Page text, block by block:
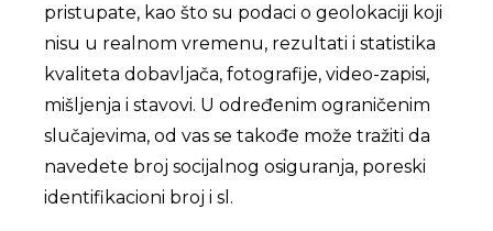
pristupate, kao što su podaci o geolokaciji koji
nisu u realnom vremenu, rezultati i statistika
kvaliteta dobavljača, fotografije, video-zapisi,
mišljenja i stavovi. U određenim ograničenim
slučajevima, od vas se takođe može tražiti da
navedete broj socijalnog osiguranja, poreski
identifikacioni broj i sl.